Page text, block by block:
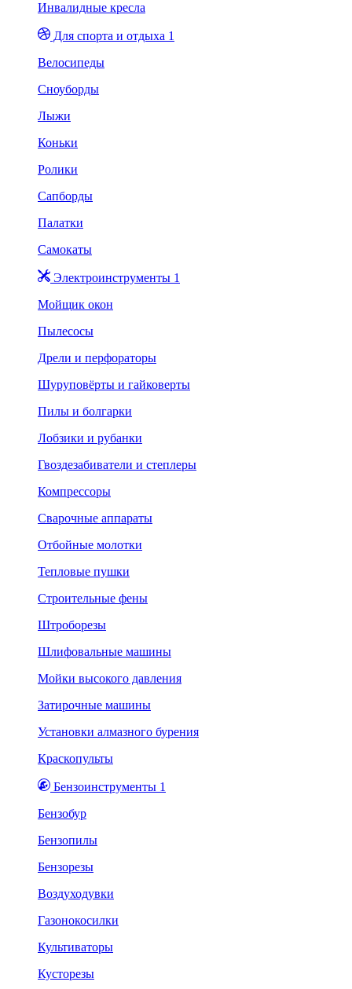
Инвалидные кресла
Для спорта и отдыха 1
Велосипеды
Сноуборды
Лыжи
Коньки
Ролики
Сапборды
Палатки
Самокаты
Электроинструменты 1
Мойщик окон
Пылесосы
Дрели и перфораторы
Шуруповёрты и гайковерты
Пилы и болгарки
Лобзики и рубанки
Гвоздезабиватели и степлеры
Компрессоры
Сварочные аппараты
Отбойные молотки
Тепловые пушки
Строительные фены
Штроборезы
Шлифовальные машины
Мойки высокого давления
Затирочные машины
Установки алмазного бурения
Краскопульты
Бензоинструменты 1
Бензобур
Бензопилы
Бензорезы
Воздуходувки
Газонокосилки
Культиваторы
Кусторезы